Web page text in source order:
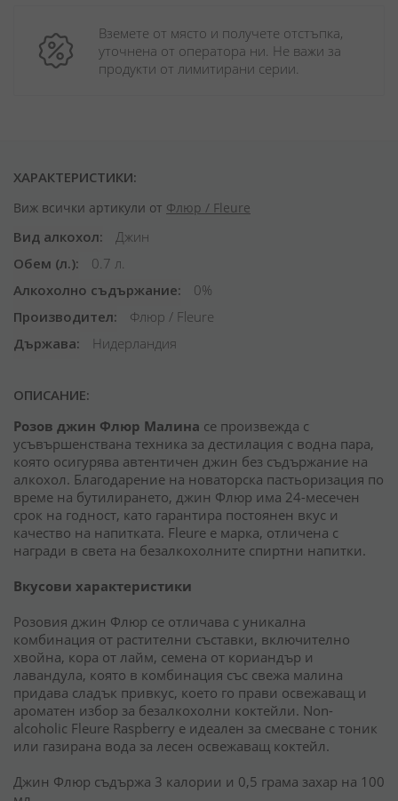
Вземете от място и получете отстъпка,
уточнена от оператора ни. Не важи за
продукти от лимитирани серии.
ХАРАКТЕРИСТИКИ:
Виж всички артикули от Флюр / Fleure
Вид алкохол
Джин
Обем (л.)
0.7 л.
Алкохолно съдържание
0%
Производител
Флюр / Fleure
Държава
Нидерландия
ОПИСАНИЕ:
Розов джин Флюр Малина се произвежда с
усъвършенствана техника за дестилация с водна пара,
която осигурява автентичен джин без съдържание на
алкохол. Благодарение на новаторска пастьоризация по
време на бутилирането, джин Флюр има 24-месечен
срок на годност, като гарантира постоянен вкус и
качество на напитката. Fleure е марка, отличена с
награди в света на безалкохолните спиртни напитки.
Вкусови характеристики
Розовия джин Флюр се отличава с уникална
комбинация от растителни съставки, включително
хвойна, кора от лайм, семена от кориандър и
лавандула, която в комбинация със свежа малина
придава сладък привкус, което го прави освежаващ и
ароматен избор за безалкохолни коктейли. Non-
alcoholic Fleure Raspberry е идеален за смесване с тоник
или газирана вода за лесен освежаващ коктейл.
Джин Флюр съдържа 3 калории и 0,5 грама захар на 100